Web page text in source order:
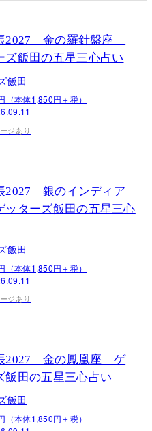
2027 金の羅針盤座
ズ飯田の五星三心占い
飯田
（本体1,850円＋税）
ジあり
2027 銀のインディア
ターズ飯田の五星三心
飯田
（本体1,850円＋税）
ジあり
2027 金の鳳凰座 ゲ
飯田の五星三心占い
飯田
（本体1,850円＋税）